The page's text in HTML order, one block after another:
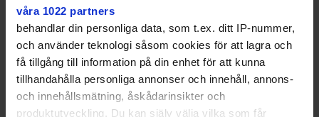
våra 1022 partners
behandlar din personliga data, som t.ex. ditt IP-nummer,
och använder teknologi såsom cookies för att lagra och
få tillgång till information på din enhet för att kunna
tillhandahålla personliga annonser och innehåll, annons-
och innehållsmätning, åskådarinsikter och
produktutveckling. Du kan själv välja vilka som får